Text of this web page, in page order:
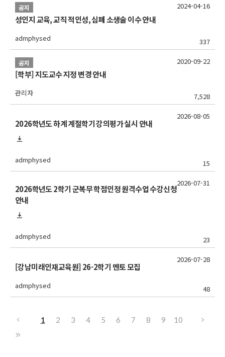
공지
성인지 교육, 교직 적인성, 심폐 소생술 이수 안내
admphysed 337
2024-04-16
공지
[학부] 지도교수 지정 변경 안내
관리자 7,528
2020-09-22
2026학년도 하계 계절학기 강의평가 실시 안내
admphysed 15
2026-08-05
2026학년도 2학기 군복무 학점인정 원격수업 수강신청
안내
admphysed 23
2026-07-31
[강남미래인재교육원] 26-2학기 멘토 모집
admphysed 48
2026-07-28
1 2 3 4 5 6 7 8 9 10